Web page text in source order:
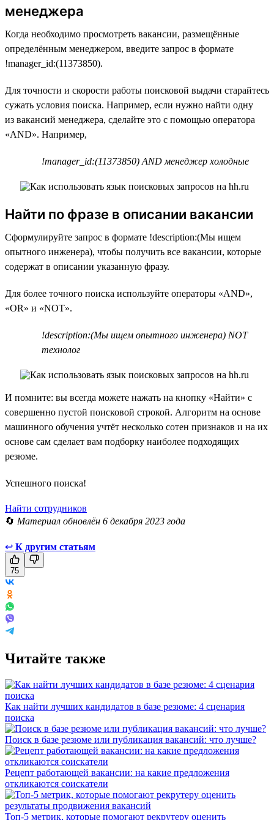
менеджера
Когда необходимо просмотреть вакансии, размещённые
определённым менеджером, введите запрос в формате
!manager_id:(11373850).
Для точности и скорости работы поисковой выдачи старайтесь
сужать условия поиска. Например, если нужно найти одну
из вакансий менеджера, сделайте это с помощью оператора
«AND». Например,
!manager_id:(11373850) AND менеджер холодные
Найти по фразе в описании вакансии
Сформулируйте запрос в формате !description:(Мы ищем
опытного инженера), чтобы получить все вакансии, которые
содержат в описании указанную фразу.
Для более точного поиска используйте операторы «AND»,
«OR» и «NOT».
!description:(Мы ищем опытного инженера) NOT
технолог
И помните: вы всегда можете нажать на кнопку «Найти» с
совершенно пустой поисковой строкой. Алгоритм на основе
машинного обучения учтёт несколько сотен признаков и на их
основе сам сделает вам подборку наиболее подходящих
резюме.
Успешного поиска!
Найти сотрудников
🔄 Материал обновлён 6 декабря 2023 года
↩ К другим статьям
75
Читайте также
Как найти лучших кандидатов в базе резюме: 4 сценария
поиска
Поиск в базе резюме или публикация вакансий: что лучше?
Рецепт работающей вакансии: на какие предложения
откликаются соискатели
Топ-5 метрик, которые помогают рекрутеру оценить